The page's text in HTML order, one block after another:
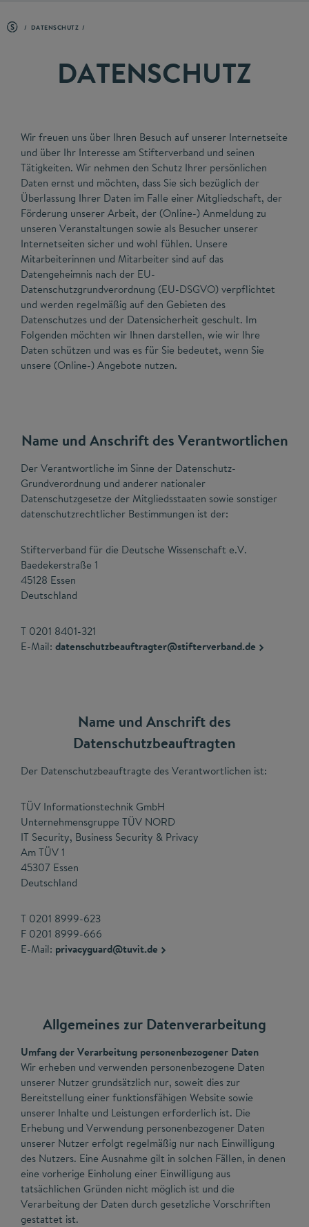
DATENSCHUTZ
DATENSCHUTZ
Wir freuen uns über Ihren Besuch auf unserer Internetseite
und über Ihr Interesse am Stifterverband und seinen
Tätigkeiten. Wir nehmen den Schutz Ihrer persönlichen
Daten ernst und möchten, dass Sie sich bezüglich der
Überlassung Ihrer Daten im Falle einer Mitgliedschaft, der
Förderung unserer Arbeit, der (Online-) Anmeldung zu
unseren Veranstaltungen sowie als Besucher unserer
Internetseiten sicher und wohl fühlen. Unsere
Mitarbeiterinnen und Mitarbeiter sind auf das
Datengeheimnis nach der EU-
Datenschutzgrundverordnung (EU-DSGVO) verpflichtet
und werden regelmäßig auf den Gebieten des
Datenschutzes und der Datensicherheit geschult. Im
Folgenden möchten wir Ihnen darstellen, wie wir Ihre
Daten schützen und was es für Sie bedeutet, wenn Sie
unsere (Online-) Angebote nutzen.
Name und Anschrift des Verantwortlichen
Der Verantwortliche im Sinne der Datenschutz-
Grundverordnung und anderer nationaler
Datenschutzgesetze der Mitgliedsstaaten sowie sonstiger
datenschutzrechtlicher Bestimmungen ist der:
Stifterverband für die Deutsche Wissenschaft e.V.
Baedekerstraße 1
45128 Essen
Deutschland
T 0201 8401-321
E-Mail: datenschutzbeauftragter@stifterverband.de
Name und Anschrift des
Datenschutzbeauftragten
Der Datenschutzbeauftragte des Verantwortlichen ist:
TÜV Informationstechnik GmbH
Unternehmensgruppe TÜV NORD
IT Security, Business Security & Privacy
Am TÜV 1
45307 Essen
Deutschland
T 0201 8999-623
F 0201 8999-666
E-Mail: privacyguard@tuvit.de
Allgemeines zur Datenverarbeitung
Umfang der Verarbeitung personenbezogener Daten
Wir erheben und verwenden personenbezogene Daten
unserer Nutzer grundsätzlich nur, soweit dies zur
Bereitstellung einer funktionsfähigen Website sowie
unserer Inhalte und Leistungen erforderlich ist. Die
Erhebung und Verwendung personenbezogener Daten
unserer Nutzer erfolgt regelmäßig nur nach Einwilligung
des Nutzers. Eine Ausnahme gilt in solchen Fällen, in denen
eine vorherige Einholung einer Einwilligung aus
tatsächlichen Gründen nicht möglich ist und die
Verarbeitung der Daten durch gesetzliche Vorschriften
gestattet ist.